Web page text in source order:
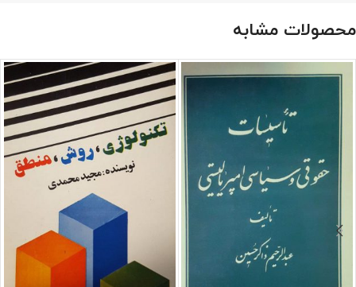
محصولات مشابه